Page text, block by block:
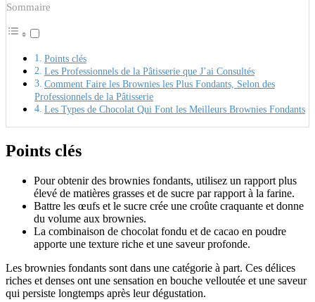
Sommaire
Points clés
Les Professionnels de la Pâtisserie que J’ai Consultés
Comment Faire les Brownies les Plus Fondants, Selon des
Professionnels de la Pâtisserie
Les Types de Chocolat Qui Font les Meilleurs Brownies Fondants
Points clés
Pour obtenir des brownies fondants, utilisez un rapport plus
élevé de matières grasses et de sucre par rapport à la farine.
Battre les œufs et le sucre crée une croûte craquante et donne
du volume aux brownies.
La combinaison de chocolat fondu et de cacao en poudre
apporte une texture riche et une saveur profonde.
Les brownies fondants sont dans une catégorie à part. Ces délices
riches et denses ont une sensation en bouche velloutée et une saveur
qui persiste longtemps après leur dégustation.